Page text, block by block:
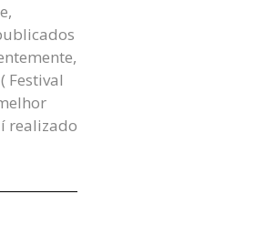
Festival
realizado